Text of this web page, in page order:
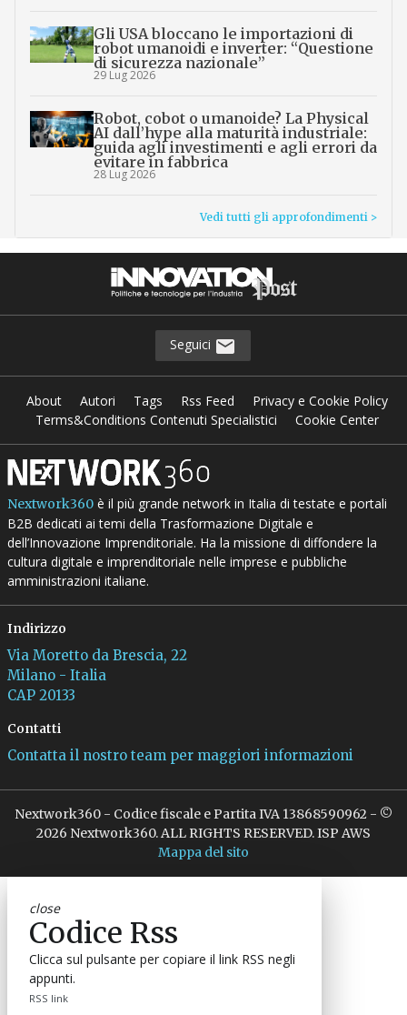
Gli USA bloccano le importazioni di
robot umanoidi e inverter: “Questione
di sicurezza nazionale”
29 Lug 2026
Robot, cobot o umanoide? La Physical
AI dall’hype alla maturità industriale:
guida agli investimenti e agli errori da
evitare in fabbrica
28 Lug 2026
Vedi tutti gli approfondimenti >
Seguici
About Autori Tags Rss Feed
Privacy e Cookie Policy
Terms&Conditions Contenuti Specialistici
Cookie Center
Nextwork360è il più grande network in Italia di testate e portali
B2B dedicati ai temi della Trasformazione Digitale e
dell’Innovazione Imprenditoriale. Ha la missione di diffondere la
cultura digitale e imprenditoriale nelle imprese e pubbliche
amministrazioni italiane.
Indirizzo
Via Moretto da Brescia, 22
Milano - Italia
CAP 20133
Contatti
Contatta il nostro team per maggiori informazioni
Nextwork360 - Codice fiscale e Partita IVA 13868590962 - ©
2026 Nextwork360. ALL RIGHTS RESERVED. ISP AWS
Mappa del sito
close
Codice Rss
Clicca sul pulsante per copiare il link RSS negli
appunti.
RSS link